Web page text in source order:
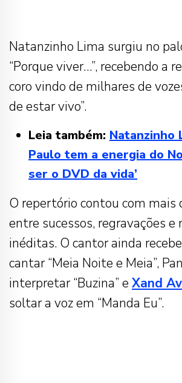
Natanzinho Lima surgiu no
“Porque viver…”, recebendo a
coro vindo de milhares de
de estar vivo”.
Leia também: Natanzinho
Paulo tem a energia do
ser o DVD da vida’
O repertório contou com mais
entre sucessos, regravações e
inéditas. O cantor ainda
cantar “Meia Noite e Meia”,
interpretar “Buzina” e Xand
soltar a voz em “Manda Eu”.